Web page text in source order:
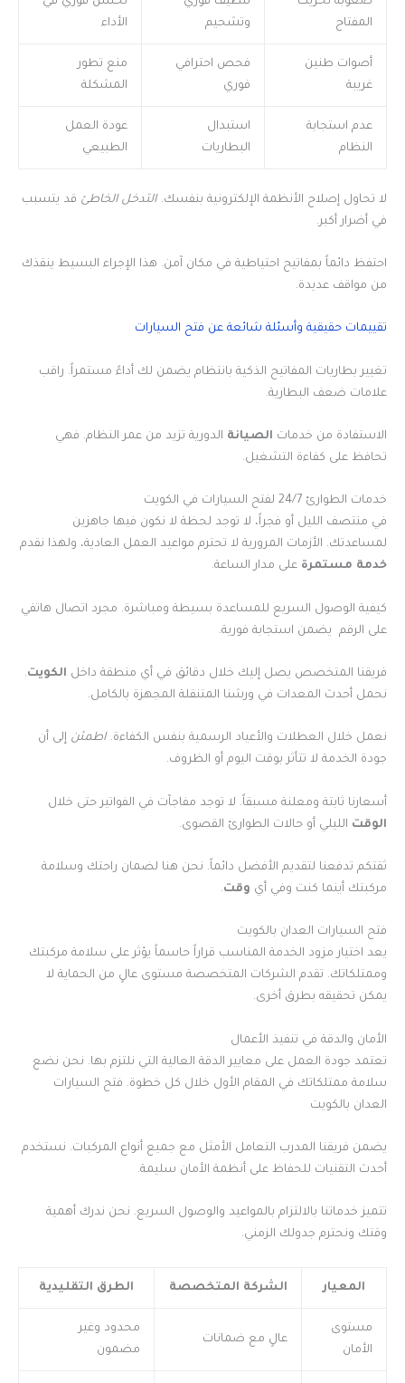
المفتاح
وتشحيم
الأداء
أصوات طنين
غريبة
فحص احترافي
فوري
منع تطور
المشكلة
عدم استجابة
النظام
استبدال
البطاريات
عودة العمل
الطبيعي
لا تحاول إصلاح الأنظمة الإلكترونية بنفسك. التدخل الخاطئ قد يتسبب
في أضرار أكبر.
احتفظ دائماً بمفاتيح احتياطية في مكان آمن. هذا الإجراء البسيط ينقذك
من مواقف عديدة.
تقييمات حقيقية وأسئلة شائعة عن فتح السيارات
تغيير بطاريات المفاتيح الذكية بانتظام يضمن لك أداءً مستمراً. راقب
علامات ضعف البطارية.
الاستفادة من خدمات الصيانة الدورية تزيد من عمر النظام. فهي
تحافظ على كفاءة التشغيل.
خدمات الطوارئ 24/7 لفتح السيارات في الكويت
في منتصف الليل أو فجراً، لا توجد لحظة لا نكون فيها جاهزين
لمساعدتك. الأزمات المرورية لا تحترم مواعيد العمل العادية، ولهذا نقدم
خدمة مستمرة على مدار الساعة.
كيفية الوصول السريع للمساعدة بسيطة ومباشرة. مجرد اتصال هاتفي
على الرقم يضمن استجابة فورية.
فريقنا المتخصص يصل إليك خلال دقائق في أي منطقة داخل الكويت.
نحمل أحدث المعدات في ورشنا المتنقلة المجهزة بالكامل.
نعمل خلال العطلات والأعياد الرسمية بنفس الكفاءة. اطمئن إلى أن
جودة الخدمة لا تتأثر بوقت اليوم أو الظروف.
أسعارنا ثابتة ومعلنة مسبقاً. لا توجد مفاجآت في الفواتير حتى خلال
الوقت الليلي أو حالات الطوارئ القصوى.
ثقتكم تدفعنا لتقديم الأفضل دائماً. نحن هنا لضمان راحتك وسلامة
مركبتك أينما كنت وفي أي وقت.
فتح السيارات العدان بالكويت
يعد اختيار مزود الخدمة المناسب قراراً حاسماً يؤثر على سلامة مركبتك
وممتلكاتك. تقدم الشركات المتخصصة مستوى عالٍ من الحماية لا
يمكن تحقيقه بطرق أخرى.
الأمان والدقة في تنفيذ الأعمال
تعتمد جودة العمل على معايير الدقة العالية التي نلتزم بها. نحن نضع
سلامة ممتلكاتك في المقام الأول خلال كل خطوة. فتح السيارات
العدان بالكويت
يضمن فريقنا المدرب التعامل الأمثل مع جميع أنواع المركبات. نستخدم
أحدث التقنيات للحفاظ على أنظمة الأمان سليمة.
تتميز خدماتنا بالالتزام بالمواعيد والوصول السريع. نحن ندرك أهمية
وقتك ونحترم جدولك الزمني.
المعيار الشركة المتخصصة الطرق التقليدية
مستوى
الأمان
عالٍ مع ضمانات
محدود وغير
مضمون